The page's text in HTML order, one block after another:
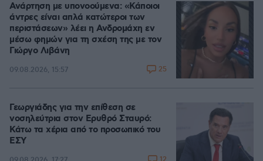
Ανάρτηση με υπονοούμενα: «Κάποιοι
άντρες είναι απλά κατώτεροι των
περιστάσεων» λέει η Ανδρομάχη εν
μέσω φημών για τη σχέση της με τον
Γιώργο Λιβάνη
09.08.2026, 15:57 25
Γεωργιάδης για την επίθεση σε
νοσηλεύτρια στον Ερυθρό Σταυρό:
Κάτω τα χέρια από το προσωπικό του
ΕΣΥ